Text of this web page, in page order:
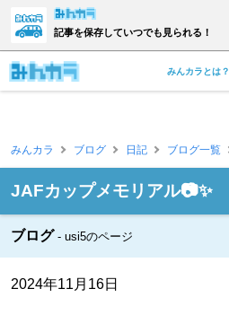
記事を保存していつでも見られる！
みんカラとは？
みんカラ ブログ 日記 ブログ一覧
JAFカップメモリアル📷✨
ブログ usi5のページ
2024年11月16日